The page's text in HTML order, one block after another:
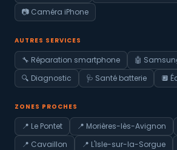
📷 Caméra iPhone
AUTRES SERVICES
🔧 Réparation smartphone
🤖
🔍 Diagnostic
🩺 Santé batterie 🔲
ZONES PROCHES
📍 Le Pontet 📍 Morières-lès-Avignon
📍 Cavaillon
📍 L'Isle-sur-la-Sorgue